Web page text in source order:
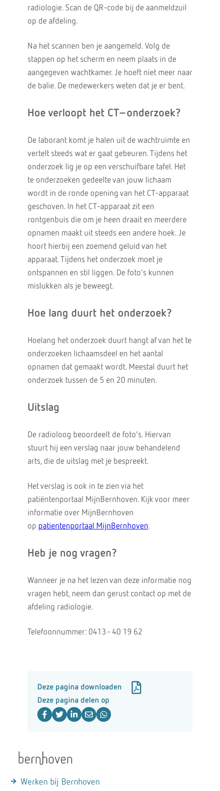
radiologie. Scan de QR-code bij de aanmeldzuil
op de afdeling.
Na het scannen ben je aangemeld. Volg de
stappen op het scherm en neem plaats in de
aangegeven wachtkamer. Je hoeft niet meer naar
de balie. De medewerkers weten dat je er bent.
Hoe verloopt het CT–onderzoek?
De laborant komt je halen uit de wachtruimte en
vertelt steeds wat er gaat gebeuren. Tijdens het
onderzoek lig je op een verschuifbare tafel. Het
te onderzoeken gedeelte van jouw lichaam
wordt in de ronde opening van het CT-apparaat
geschoven. In het CT-apparaat zit een
rontgenbuis die om je heen draait en meerdere
opnamen maakt uit steeds een andere hoek. Je
hoort hierbij een zoemend geluid van het
apparaat. Tijdens het onderzoek moet je
ontspannen en stil liggen. De foto’s kunnen
mislukken als je beweegt.
Hoe lang duurt het onderzoek?
Hoelang het onderzoek duurt hangt af van het te
onderzoeken lichaamsdeel en het aantal
opnamen dat gemaakt wordt. Meestal duurt het
onderzoek tussen de 5 en 20 minuten.
Uitslag
De radioloog beoordeelt de foto’s. Hiervan
stuurt hij een verslag naar jouw behandelend
arts, die de uitslag met je bespreekt.
Het verslag is ook in te zien via het
patiëntenportaal MijnBernhoven. Kijk voor meer
informatie over MijnBernhoven
op patientenportaal MijnBernhoven.
Heb je nog vragen?
Wanneer je na het lezen van deze informatie nog
vragen hebt, neem dan gerust contact op met de
afdeling radiologie.
Telefoonnummer: 0413 - 40 19 62
Deze pagina downloaden
Deze pagina delen op
Werken bij Bernhoven